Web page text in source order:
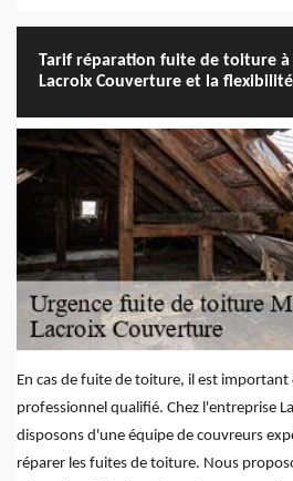
Tarif réparation fuite de toiture
Lacroix Couverture et la
En cas de fuite de toiture, il est
professionnel qualifié. Chez l'entreprise
disposons d'une équipe de couvreurs
réparer les fuites de toiture. Nous